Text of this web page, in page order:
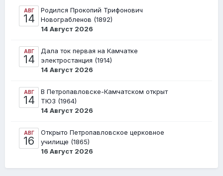
АВГ
14
Родился Прокопий Трифонович
Новограбленов (1892)
14 Август 2026
АВГ
14
Дала ток первая на Камчатке
электростанция (1914)
14 Август 2026
АВГ
14
В Петропавловске-Камчатском открыт
ТЮЗ (1964)
14 Август 2026
АВГ
16
Открыто Петропавловское церковное
училище (1865)
16 Август 2026